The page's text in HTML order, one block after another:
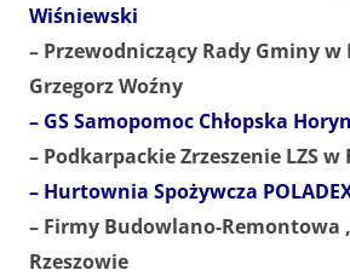
Wiśniewski
– Przewodniczący Rady Gminy
Grzegorz Woźny
– GS Samopomoc Chłopska
– Podkarpackie Zrzeszenie LZS w
– Hurtownia Spożywcza
– Firmy Budowlano-Remontowa
Rzeszowie